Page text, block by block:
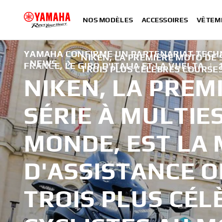
NOS MODÈLES ACCESSOIRES
NEWS
NIKEN, LA PREMIÈRE MOTO DE
TROIS PLUS CÉLÈBRES
YAMAHA CONFIRME UN PARTENARIAT
FRANCE, LE GIRO D'ITALIA ET LA VUELTA |
NIKEN, LA
SÉRIE À
MONDE, EST LA
D'ASSISTANCE
TROIS PLUS